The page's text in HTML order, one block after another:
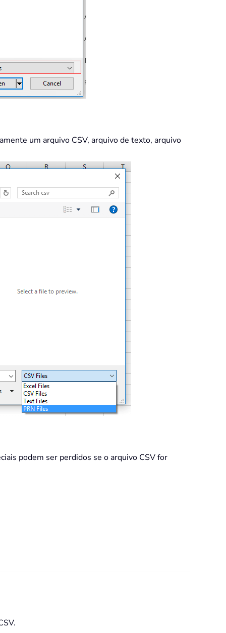
um arquivo CSV, arquivo de texto, arquivo
podem ser perdidos se o arquivo CSV for